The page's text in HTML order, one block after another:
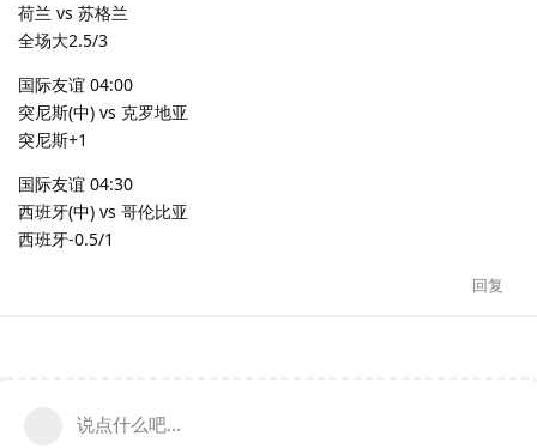
荷兰 vs 苏格兰
全场大2.5/3
国际友谊 04:00
突尼斯(中) vs 克罗地亚
突尼斯+1
国际友谊 04:30
西班牙(中) vs 哥伦比亚
西班牙-0.5/1
回复
说点什么吧...